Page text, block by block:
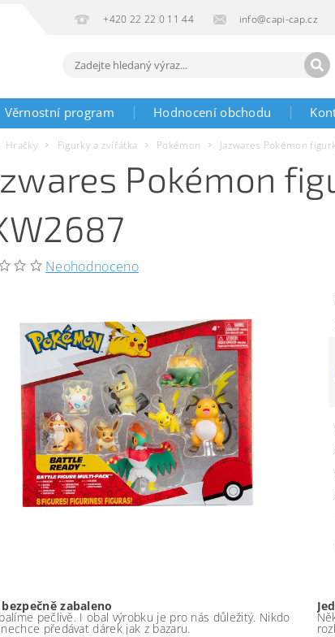
+420 22 22 0 11 44 info@capi-cap.cz
Věrnostní program Hodnocení obchodu
Hračky Figurky a zvířátka Pokémon Jazwares Pokémon
Pokémon
Neohodnoceno
zabaleno
pečlivě. I obal výrobku je pro nás důležitý. Nikdo
předávat dárek jak z bazaru.